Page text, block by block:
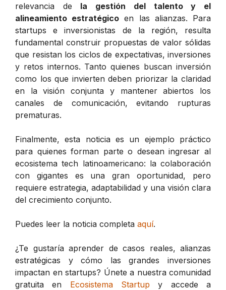
relevancia de la gestión del talento y el
alineamiento estratégico en las alianzas. Para
startups e inversionistas de la región, resulta
fundamental construir propuestas de valor sólidas
que resistan los ciclos de expectativas, inversiones
y retos internos. Tanto quienes buscan inversión
como los que invierten deben priorizar la claridad
en la visión conjunta y mantener abiertos los
canales de comunicación, evitando rupturas
prematuras.
Finalmente, esta noticia es un ejemplo práctico
para quienes forman parte o desean ingresar al
ecosistema tech latinoamericano: la colaboración
con gigantes es una gran oportunidad, pero
requiere estrategia, adaptabilidad y una visión clara
del crecimiento conjunto.
Puedes leer la noticia completa aquí.
¿Te gustaría aprender de casos reales, alianzas
estratégicas y cómo las grandes inversiones
impactan en startups? Únete a nuestra comunidad
gratuita en Ecosistema Startup y accede a